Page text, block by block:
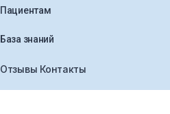
Пациентам
База знаний
Отзывы Контакты